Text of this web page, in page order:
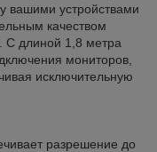
вашими устройствами
качеством
С длиной 1,8 метра
мониторов,
исключительную
разрешение до